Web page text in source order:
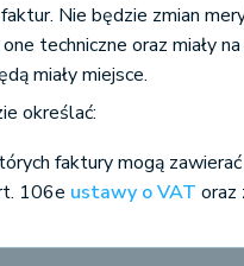
Nie będzie zmian
techniczne oraz miały
miały miejsce.
określać:
faktury mogą
106e ustawy o VAT oraz